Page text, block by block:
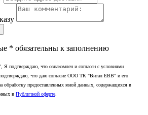
* обязательны к заполнению
Я подтверждаю, что ознакомлен и согласен с условиями
что даю согласие ООО ТК "Витал ЕВВ" и его
обработку предоставленных мной данных, содержащихся в
в Публичной оферте